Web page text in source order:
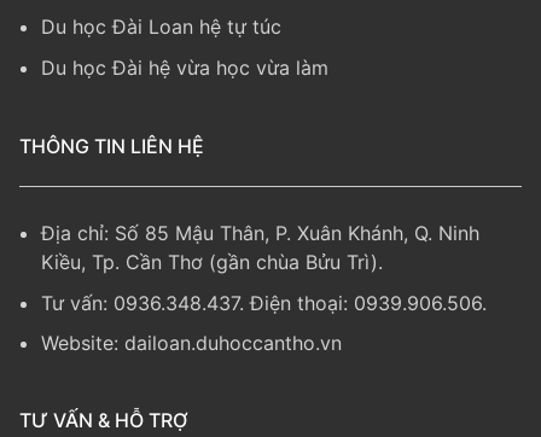
Du học Đài Loan hệ tự túc
Du học Đài hệ vừa học vừa làm
THÔNG TIN LIÊN HỆ
Địa chỉ: Số 85 Mậu Thân, P. Xuân Khánh, Q. Ninh
Kiều, Tp. Cần Thơ (gần chùa Bửu Trì).
Tư vấn: 0936.348.437. Điện thoại: 0939.906.506.
Website: dailoan.duhoccantho.vn
TƯ VẤN & HỖ TRỢ